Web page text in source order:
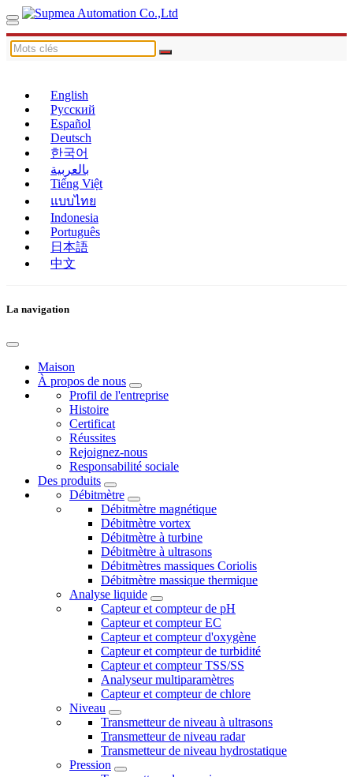
English
Русский
Español
Deutsch
한국어
بالعربية
Tiếng Việt
แบบไทย
Indonesia
Português
日本語
中文
La navigation
Maison
À propos de nous
Profil de l'entreprise
Histoire
Certificat
Réussites
Rejoignez-nous
Responsabilité sociale
Des produits
Débitmètre
Débitmètre magnétique
Débitmètre vortex
Débitmètre à turbine
Débitmètre à ultrasons
Débitmètres massiques Coriolis
Débitmètre massique thermique
Analyse liquide
Capteur et compteur de pH
Capteur et compteur EC
Capteur et compteur d'oxygène
Capteur et compteur de turbidité
Capteur et compteur TSS/SS
Analyseur multiparamètres
Capteur et compteur de chlore
Niveau
Transmetteur de niveau à ultrasons
Transmetteur de niveau radar
Transmetteur de niveau hydrostatique
Pression